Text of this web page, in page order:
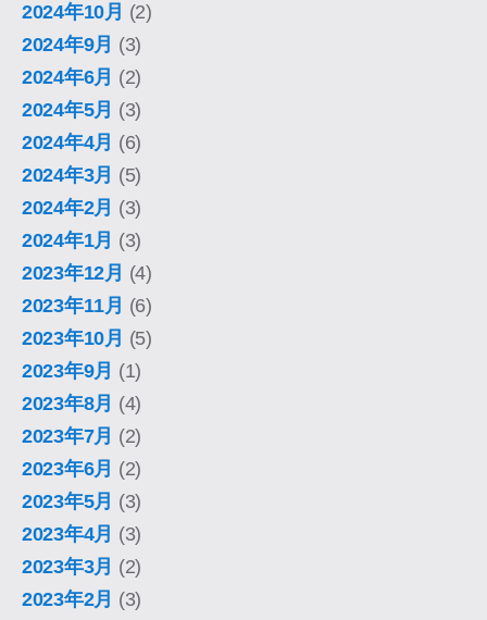
2024年10月 (2)
2024年9月 (3)
2024年6月 (2)
2024年5月 (3)
2024年4月 (6)
2024年3月 (5)
2024年2月 (3)
2024年1月 (3)
2023年12月 (4)
2023年11月 (6)
2023年10月 (5)
2023年9月 (1)
2023年8月 (4)
2023年7月 (2)
2023年6月 (2)
2023年5月 (3)
2023年4月 (3)
2023年3月 (2)
2023年2月 (3)